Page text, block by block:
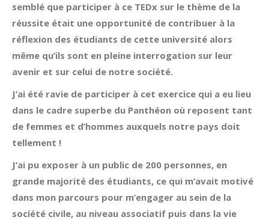
semblé que participer à ce TEDx sur le thème de la
réussite était une opportunité de contribuer à la
réflexion des étudiants de cette université alors
même qu’ils sont en pleine interrogation sur leur
avenir et sur celui de notre société.
J’ai été ravie de participer à cet exercice qui a eu lieu
dans le cadre superbe du Panthéon où reposent tant
de femmes et d’hommes auxquels notre pays doit
tellement !
J’ai pu exposer à un public de 200 personnes, en
grande majorité des étudiants, ce qui m’avait motivé
dans mon parcours pour m’engager au sein de la
société civile, au niveau associatif puis dans la vie